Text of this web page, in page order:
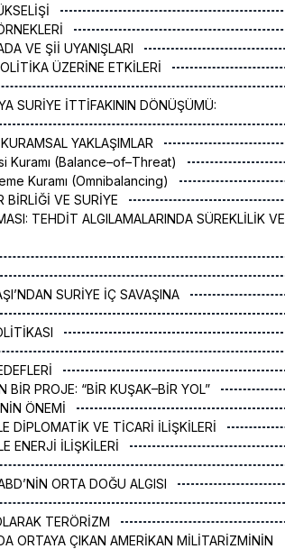
VE Şİİ UYANIŞLARI
ÜZERİNE ETKİLERİ
SURİYE İTTİFAKININ DÖNÜŞÜMÜ:
YAKLAŞIMLAR
Kuramı (Balance–of–Threat)
Kuramı (Omnibalancing)
BİRLİĞİ VE SURİYE
TEHDİT ALGILAMALARINDA SÜREKLİLİK VE
SURİYE İÇ SAVAŞINA
BİR PROJE: “BİR KUŞAK–BİR YOL”
ÖNEMİ
DİPLOMATİK VE TİCARİ İLİŞKİLERİ
ENERJİ İLİŞKİLERİ
ORTA DOĞU ALGISI
TERÖRİZM
ORTAYA ÇIKAN AMERİKAN MİLİTARİZMİNİN